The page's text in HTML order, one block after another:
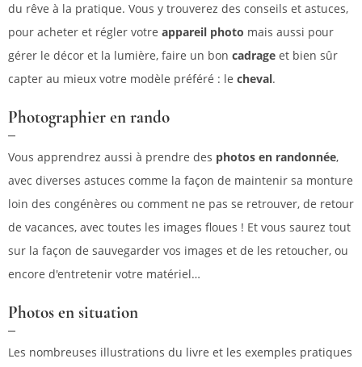
du rêve à la pratique. Vous y trouverez des conseils et astuces,
pour acheter et régler votre appareil photo mais aussi pour
gérer le décor et la lumière, faire un bon cadrage et bien sûr
capter au mieux votre modèle préféré : le cheval.
Photographier en rando
Vous apprendrez aussi à prendre des photos en randonnée,
avec diverses astuces comme la façon de maintenir sa monture
loin des congénères ou comment ne pas se retrouver, de retour
de vacances, avec toutes les images floues ! Et vous saurez tout
sur la façon de sauvegarder vos images et de les retoucher, ou
encore d'entretenir votre matériel…
Photos en situation
Les nombreuses illustrations du livre et les exemples pratiques